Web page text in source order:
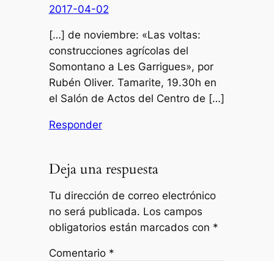
2017-04-02
[…] de noviembre: «Las voltas:
construcciones agrícolas del
Somontano a Les Garrigues», por
Rubén Oliver. Tamarite, 19.30h en
el Salón de Actos del Centro de […]
Responder
Deja una respuesta
Tu dirección de correo electrónico
no será publicada. Los campos
obligatorios están marcados con *
Comentario *